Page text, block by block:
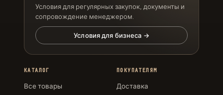
Условия для регулярных закупок, документы и
сопровождение менеджером.
Условия для бизнеса →
КАТАЛОГ
Все товары
ПОКУПАТЕЛЯМ
Доставка